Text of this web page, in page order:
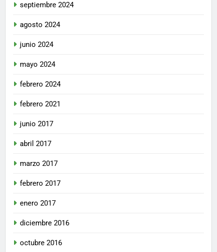
septiembre 2024
agosto 2024
junio 2024
mayo 2024
febrero 2024
febrero 2021
junio 2017
abril 2017
marzo 2017
febrero 2017
enero 2017
diciembre 2016
octubre 2016